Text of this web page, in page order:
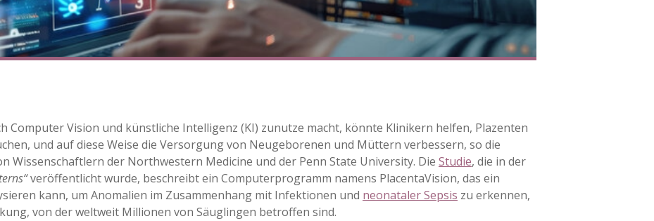
Computer Vision und künstliche Intelligenz (KI) zunutze macht, könnte Klinikern helfen, Plazenten
und auf diese Weise die Versorgung von Neugeborenen und Müttern verbessern, so die
Wissenschaftlern der Northwestern Medicine und der Penn State University. Die Studie, die in der
veröffentlicht wurde, beschreibt ein Computerprogramm namens PlacentaVision, das ein
kann, um Anomalien im Zusammenhang mit Infektionen und neonataler Sepsis zu erkennen,
von der weltweit Millionen von Säuglingen betroffen sind.